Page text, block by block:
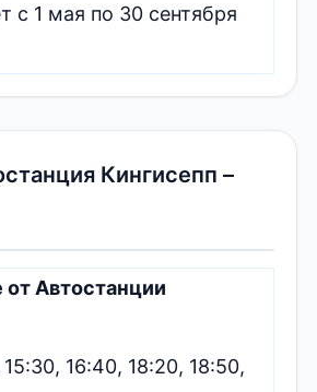
с 1 мая по 30 сентября
Кингисепп –
Автостанции
16:40, 18:20, 18:50,